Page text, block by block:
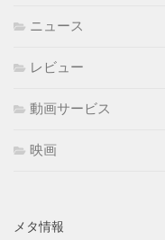
ニュース
レビュー
動画サービス
映画
メタ情報